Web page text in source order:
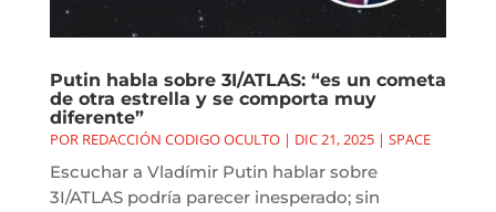
Putin habla sobre 3I/ATLAS: “es un cometa
de otra estrella y se comporta muy
diferente”
POR REDACCIÓN CODIGO OCULTO| DIC 21, 2025| SPACE
Escuchar a Vladímir Putin hablar sobre
3I/ATLAS podría parecer inesperado; sin